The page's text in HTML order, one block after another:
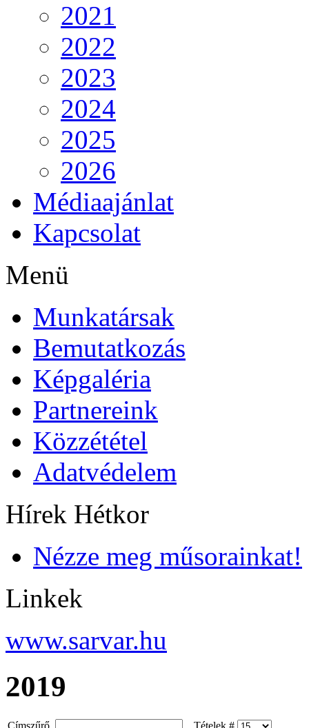
2021
2022
2023
2024
2025
2026
Médiaajánlat
Kapcsolat
Menü
Munkatársak
Bemutatkozás
Képgaléria
Partnereink
Közzététel
Adatvédelem
Hírek Hétkor
Nézze meg műsorainkat!
Linkek
www.sarvar.hu
2019
Címszűrő Tételek #